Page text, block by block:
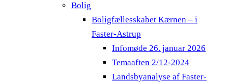
Bolig
Boligfællesskabet Kærnen – i
Faster-Astrup
Infomøde 26. januar 2026
Temaaften 2/12-2024
Landsbyanalyse af Faster-